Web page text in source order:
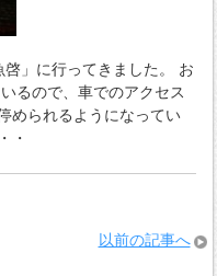
」に行ってきました。 お
るので、車でのアクセス
められるようになってい
・
以前の記事へ